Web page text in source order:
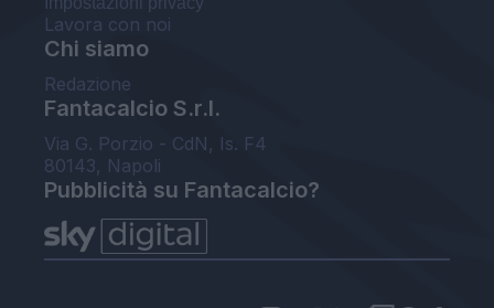
Lavora con noi
Chi siamo
Redazione
Fantacalcio S.r.l.
Via G. Porzio - CdN, Is. F4
80143, Napoli
Pubblicità su Fantacalcio?